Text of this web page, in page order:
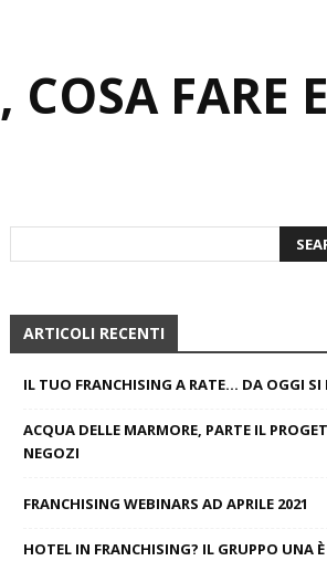
FARE E
ARTICOLI RECENTI
IL TUO FRANCHISING A RATE… DA OGGI SI
ACQUA DELLE MARMORE, PARTE IL
NEGOZI
FRANCHISING WEBINARS AD APRILE 2021
HOTEL IN FRANCHISING? IL GRUPPO UNA